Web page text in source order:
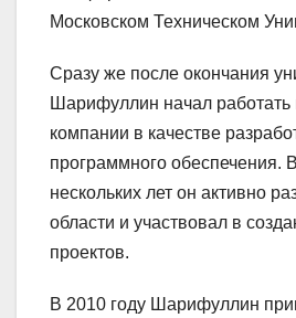
Московском Техническом
Сразу же после окончания
Шарифуллин начал работать
компании в качестве
программного обеспечения.
нескольких лет он активно
области и участвовал в
проектов.
В 2010 году Шарифуллин